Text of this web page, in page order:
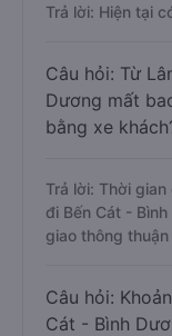
Trả lời: Hiện tại
Câu hỏi: Từ
Dương mất
bằng xe
Trả lời: Thời
đi Bến Cát -
giao thông thuận
Câu hỏi:
Cát - Bình